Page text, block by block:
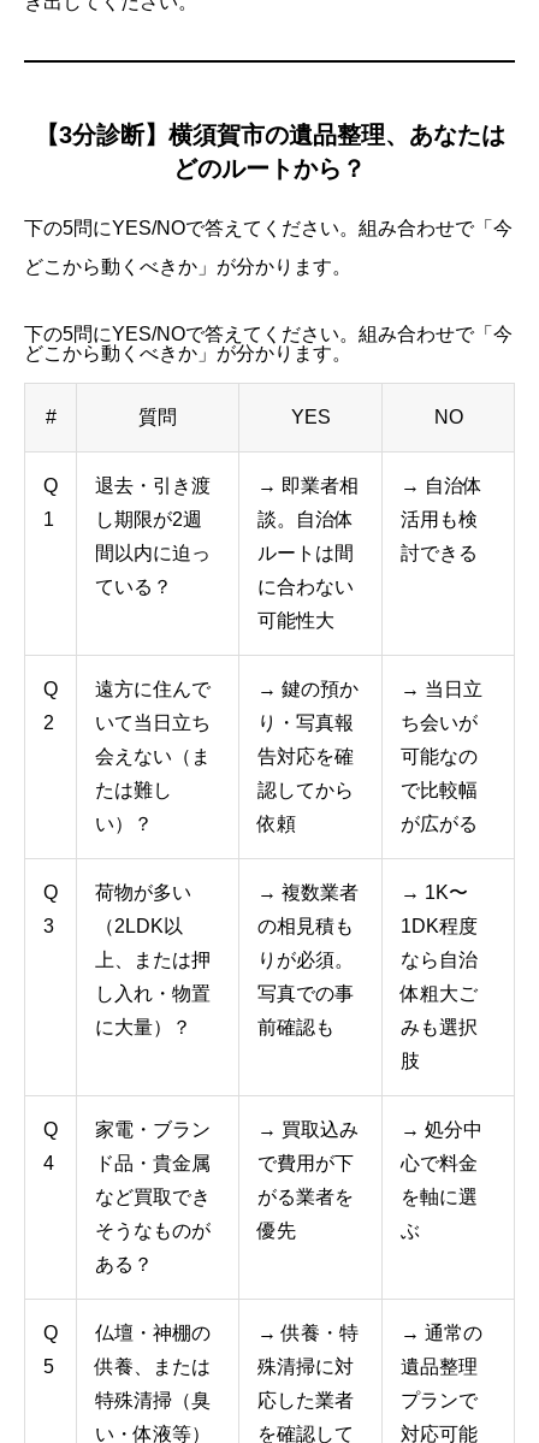
【3分診断】横須賀市の遺品整理、あなたは
どのルートから？
下の5問にYES/NOで答えてください。組み合わせで「今
どこから動くべきか」が分かります。
下の5問にYES/NOで答えてください。組み合わせで「今
どこから動くべきか」が分かります。
# 質問 YES NO
Q
1
退去・引き渡
し期限が2週
間以内に迫っ
ている？
→ 即業者相
談。自治体
ルートは間
に合わない
可能性大
→ 自治体
活用も検
討できる
Q
2
遠方に住んで
いて当日立ち
会えない（ま
たは難し
い）？
→ 鍵の預か
り・写真報
告対応を確
認してから
依頼
→ 当日立
ち会いが
可能なの
で比較幅
が広がる
Q
3
荷物が多い
（2LDK以
上、または押
し入れ・物置
に大量）？
→ 複数業者
の相見積も
りが必須。
写真での事
前確認も
→ 1K〜
1DK程度
なら自治
体粗大ご
みも選択
肢
Q
4
家電・ブラン
ド品・貴金属
など買取でき
そうなものが
ある？
→ 買取込み
で費用が下
がる業者を
優先
→ 処分中
心で料金
を軸に選
ぶ
Q
5
仏壇・神棚の
供養、または
特殊清掃（臭
い・体液等）
→ 供養・特
殊清掃に対
応した業者
を確認して
→ 通常の
遺品整理
プランで
対応可能